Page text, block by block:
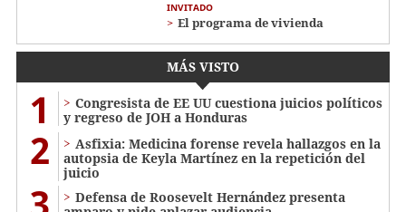
INVITADO
El programa de vivienda
MÁS VISTO
1
Congresista de EE UU cuestiona juicios políticos
y regreso de JOH a Honduras
2
Asfixia: Medicina forense revela hallazgos en la
autopsia de Keyla Martínez en la repetición del
juicio
Defensa de Roosevelt Hernández presenta